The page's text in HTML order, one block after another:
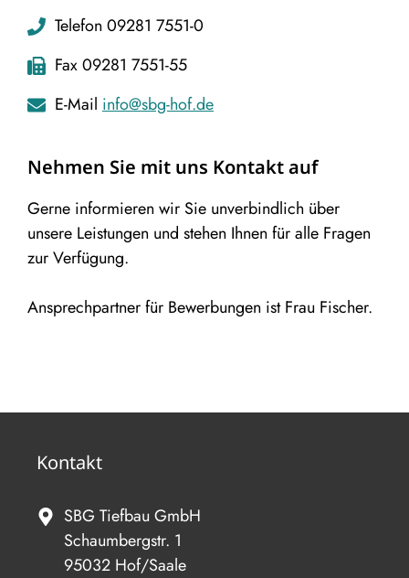
Telefon 09281 7551-0
Fax 09281 7551-55
E-Mail info@sbg-hof.de
Nehmen Sie mit uns Kontakt auf
Gerne informieren wir Sie unverbindlich über
unsere Leistungen und stehen Ihnen für alle Fragen
zur Verfügung.
Ansprechpartner für Bewerbungen ist Frau Fischer.
Kontakt
SBG Tiefbau GmbH
Schaumbergstr. 1
95032 Hof/Saale